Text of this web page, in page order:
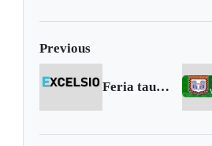
Previous
Feria taurina de Sogamoso para 2008